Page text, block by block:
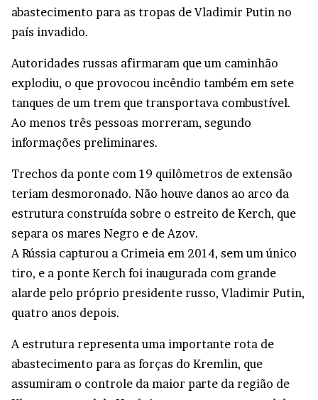
abastecimento para as tropas de Vladimir Putin no
país invadido.
Autoridades russas afirmaram que um caminhão
explodiu, o que provocou incêndio também em sete
tanques de um trem que transportava combustível.
Ao menos três pessoas morreram, segundo
informações preliminares.
Trechos da ponte com 19 quilômetros de extensão
teriam desmoronado. Não houve danos ao arco da
estrutura construída sobre o estreito de Kerch, que
separa os mares Negro e de Azov.
A Rússia capturou a Crimeia em 2014, sem um único
tiro, e a ponte Kerch foi inaugurada com grande
alarde pelo próprio presidente russo, Vladimir Putin,
quatro anos depois.
A estrutura representa uma importante rota de
abastecimento para as forças do Kremlin, que
assumiram o controle da maior parte da região de